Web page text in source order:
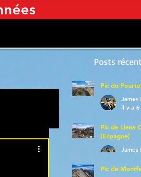
Posts
Pic du
James
il y a 6
Pic de Llena
(Espagne)
James
Pic de